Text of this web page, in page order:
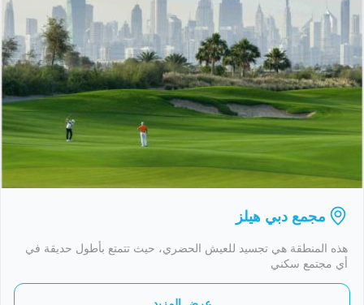
مجمع دبي هيلز
هذه المنطقة هي تجسيد للعيش الحضري، حيث تتمتع بأطول حديقة في
أي مجتمع سكني